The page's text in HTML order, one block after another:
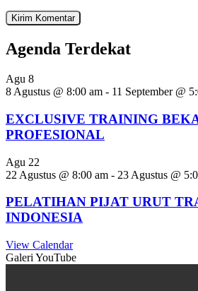
Agenda Terdekat
Agu 8
8 Agustus @ 8:00 am - 11 September @
EXCLUSIVE TRAINING
PROFESIONAL
Agu 22
22 Agustus @ 8:00 am - 23 Agustus @
PELATIHAN PIJAT URUT
INDONESIA
View Calendar
Galeri YouTube